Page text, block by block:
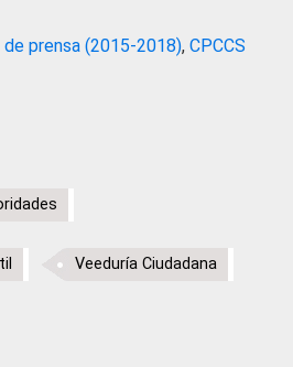
prensa (2015-2018), CPCCS
Veeduría Ciudadana